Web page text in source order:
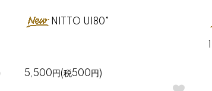
NITTO UI80°
5,500円(税500円)